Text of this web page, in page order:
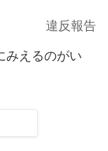
違反報告
みえるのがい